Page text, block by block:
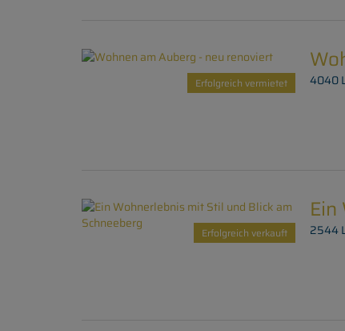
Erfolgreich vermietet 4040
Erfolgreich verkauft 2544